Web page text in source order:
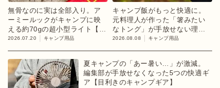
無骨なのに実は全部入り。ア
ーミールックがキャンプに映
える約70gの超小型ライト【目
利きのキャンプギア】
2026.07.20 キャンプ用品
キャンプ飯がもっと快適に。
元料理人が作った「箸みたい
なトング」が手放せない理由
【目利きのキャンプギア】
2026.08.08 キャンプ用品
夏キャンプの「あー暑い…」が激減。
編集部が手放せなくなった5つの快適ギ
ア【目利きのキャンプギア】